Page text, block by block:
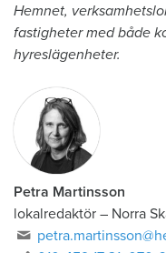
Hemnet,
fastigheter med både
hyreslägenheter.
Petra Martinsson
lokalredaktör – Norra